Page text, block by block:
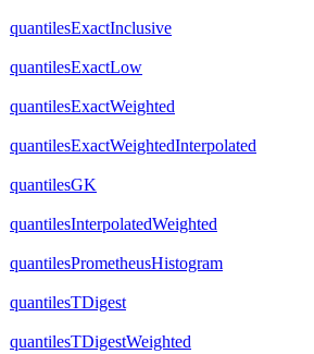
quantilesExactInclusive
quantilesExactLow
quantilesExactWeighted
quantilesExactWeightedInterpolated
quantilesGK
quantilesInterpolatedWeighted
quantilesPrometheusHistogram
quantilesTDigest
quantilesTDigestWeighted